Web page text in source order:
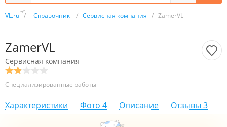
VL.ru / Справочник / Сервисная компания / ZamerVL
ZamerVL
Сервисная компания
Специализированные работы
Характеристики Фото 4 Описание Отзывы 3